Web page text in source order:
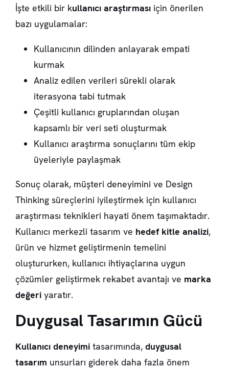
İşte etkili bir kullanıcı araştırması için önerilen
bazı uygulamalar:
Kullanıcının dilinden anlayarak empati
kurmak
Analiz edilen verileri sürekli olarak
iterasyona tabi tutmak
Çeşitli kullanıcı gruplarından oluşan
kapsamlı bir veri seti oluşturmak
Kullanıcı araştırma sonuçlarını tüm ekip
üyeleriyle paylaşmak
Sonuç olarak, müşteri deneyimini ve Design
Thinking süreçlerini iyileştirmek için kullanıcı
araştırması teknikleri hayati önem taşımaktadır.
Kullanıcı merkezli tasarım ve hedef kitle analizi,
ürün ve hizmet geliştirmenin temelini
oluştururken, kullanıcı ihtiyaçlarına uygun
çözümler geliştirmek rekabet avantajı ve marka
değeri yaratır.
Duygusal Tasarımın Gücü
Kullanıcı deneyimi tasarımında, duygusal
tasarım unsurları giderek daha fazla önem